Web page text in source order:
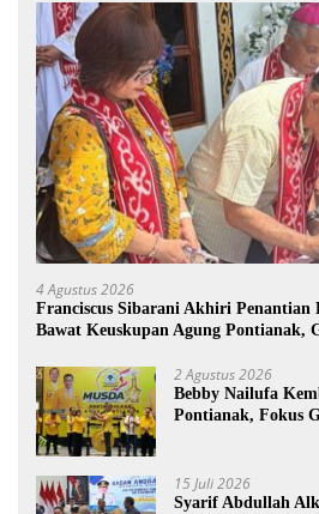
4 Agustus 2026
Franciscus Sibarani Akhiri Penantian
Bawat Keuskupan Agung Pontianak,
2 Agustus 2026
Bebby Nailufa
Pontianak, Fokus
15 Juli 2026
Syarif Abdullah